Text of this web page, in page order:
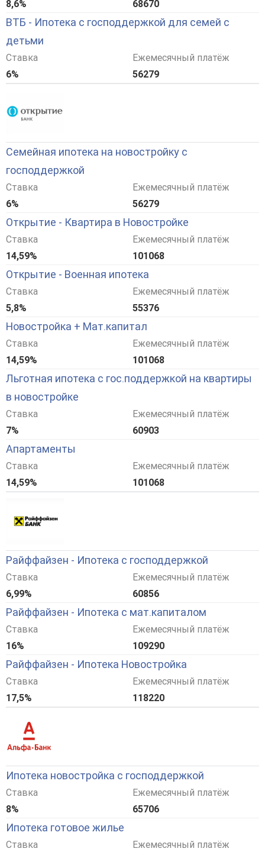
8,6% 68670
ВТБ - Ипотека с господдержкой для семей с
детьми
Ставка
6%
Ежемесячный платёж
56279
Семейная ипотека на новостройку с
господдержкой
Ставка
6%
Ежемесячный платёж
56279
Открытие - Квартира в Новостройке
Ставка
14,59%
Ежемесячный платёж
101068
Открытие - Военная ипотека
Ставка
5,8%
Ежемесячный платёж
55376
Новостройка + Мат.капитал
Ставка
14,59%
Ежемесячный платёж
101068
Льготная ипотека с гос.поддержкой на квартиры
в новостройке
Ставка
7%
Ежемесячный платёж
60903
Апартаменты
Ставка
14,59%
Ежемесячный платёж
101068
Райффайзен - Ипотека с господдержкой
Ставка
6,99%
Ежемесячный платёж
60856
Райффайзен - Ипотека с мат.капиталом
Ставка
16%
Ежемесячный платёж
109290
Райффайзен - Ипотека Новостройка
Ставка
17,5%
Ежемесячный платёж
118220
Ипотека новостройка с господдержкой
Ставка
8%
Ежемесячный платёж
65706
Ипотека готовое жилье
Ставка
Ежемесячный платёж